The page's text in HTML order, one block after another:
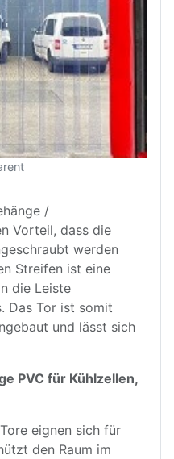
/
Vorteil, dass die
werden
Streifen ist eine
die Leiste
Das Tor ist somit
und lässt sich
PVC für Kühlzellen,
eignen sich für
den Raum im